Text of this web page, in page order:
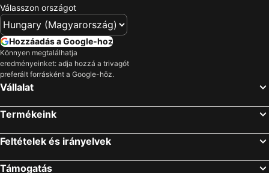
Válasszon országot
Hozzáadás a Google-hoz
Könnyen megtalálhatja
eredményeinket: adja hozzá a trivagót
preferált forrásként a Google-höz.
Vállalat
Termékeink
Feltételek és irányelvek
Támogatás